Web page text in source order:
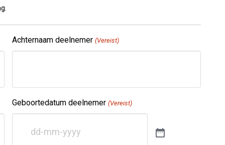
Achternaam deelnemer (Vereist)
Geboortedatum deelnemer (Vereist)